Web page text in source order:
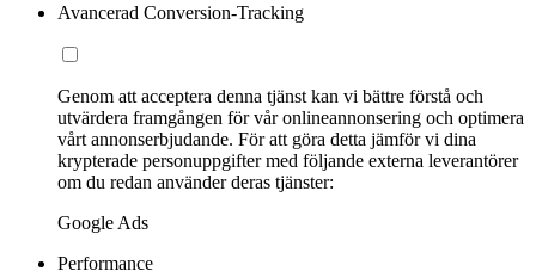
Avancerad Conversion-Tracking
Genom att acceptera denna tjänst kan vi bättre förstå och
utvärdera framgången för vår onlineannonsering och optimera
vårt annonserbjudande. För att göra detta jämför vi dina
krypterade personuppgifter med följande externa leverantörer
om du redan använder deras tjänster:
Google Ads
Performance